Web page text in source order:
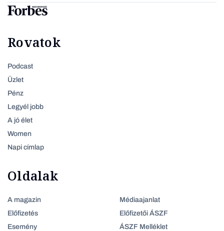
Rovatok
Podcast
Üzlet
Pénz
Legyél jobb
A jó élet
Women
Napi címlap
Oldalak
A magazin
Előfizetés
Esemény
Médiaajanlat
Előfizetői ÁSZF
ÁSZF Melléklet